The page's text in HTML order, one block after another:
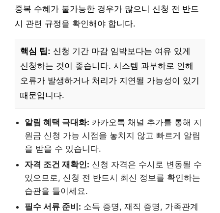
중복 수혜가 불가능한 경우가 많으니 신청 전 반드
시 관련 규정을 확인해야 합니다.
핵심 팁: 신청 기간 마감 임박보다는 여유 있게
신청하는 것이 좋습니다. 시스템 과부하로 인해
오류가 발생하거나 처리가 지연될 가능성이 있기
때문입니다.
알림 혜택 극대화: 카카오톡 채널 추가를 통해 지
원금 신청 가능 시점을 놓치지 않고 빠르게 알림
을 받을 수 있습니다.
자격 조건 재확인: 신청 자격은 수시로 변동될 수
있으므로, 신청 전 반드시 최신 정보를 확인하는
습관을 들이세요.
필수 서류 준비: 소득 증명, 재직 증명, 가족관계